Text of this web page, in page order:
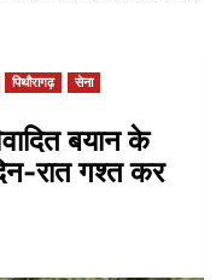
पिथौरागढ़
सेना
बयान के
रात गश्त कर